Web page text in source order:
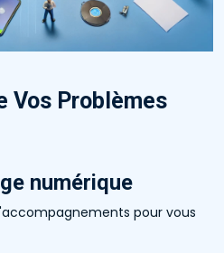
Vos Problèmes
numérique
pour vous